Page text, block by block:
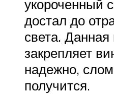
укороченный
достал до
света. Данная
закрепляет
надежно,
получится.